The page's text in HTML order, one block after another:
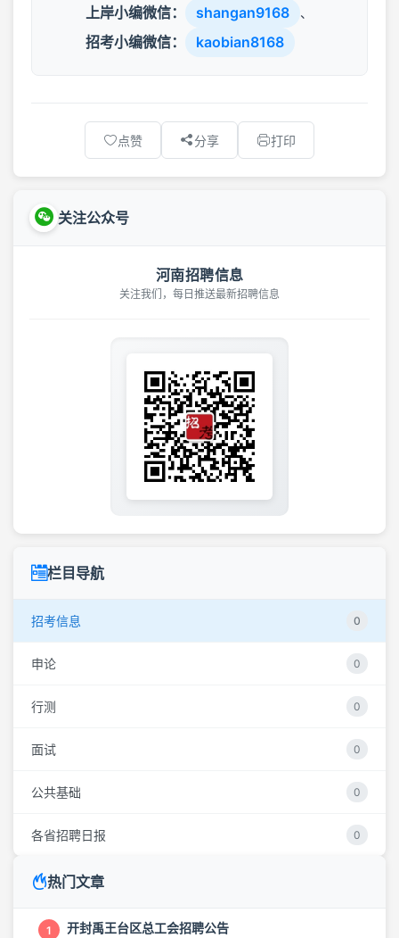
上岸小编微信： shangan9168 、
招考小编微信： kaobian8168
点赞 分享 打印
关注公众号
河南招聘信息
关注我们，每日推送最新招聘信息
栏目导航
招考信息 0
申论 0
行测 0
面试 0
公共基础 0
各省招聘日报 0
热门文章
1 开封禹王台区总工会招聘公告